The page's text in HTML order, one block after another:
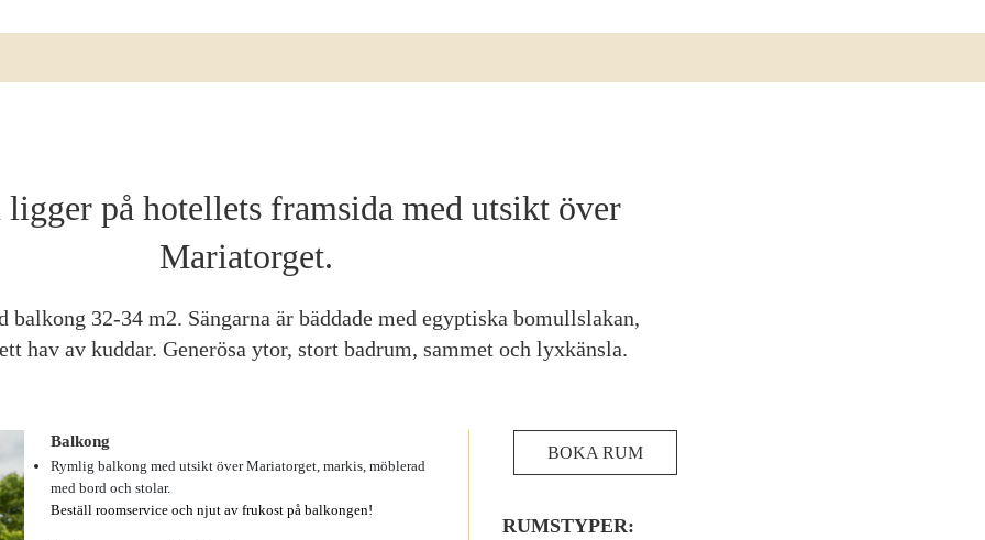
ligger på hotellets framsida med utsikt över
Mariatorget.
balkong 32-34 m2. Sängarna är bäddade med egyptiska bomullslakan,
hav av kuddar. Generösa ytor, stort badrum, sammet och lyxkänsla.
Balkong
Rymlig balkong med utsikt över Mariatorget, markis, möblerad
med bord och stolar.
Beställ roomservice och njut av frukost på balkongen!
BOKA RUM
RUMSTYPER: